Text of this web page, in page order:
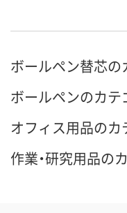
ボールペン替芯の
ボールペンのカテ
オフィス用品のカ
作業・研究用品の